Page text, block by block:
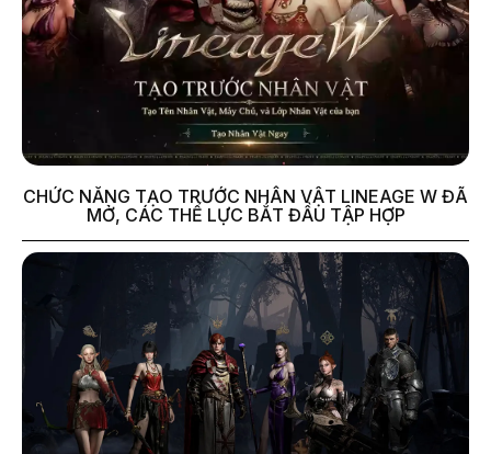
CHỨC NĂNG TẠO TRƯỚC NHÂN VẬT LINEAGE W ĐÃ
MỞ, CÁC THẾ LỰC BẮT ĐẦU TẬP HỢP